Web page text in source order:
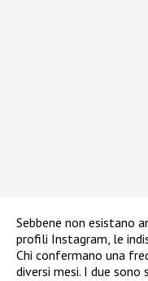
Sebbene non esistano
profili Instagram, le
Chi confermano una
diversi mesi. I due